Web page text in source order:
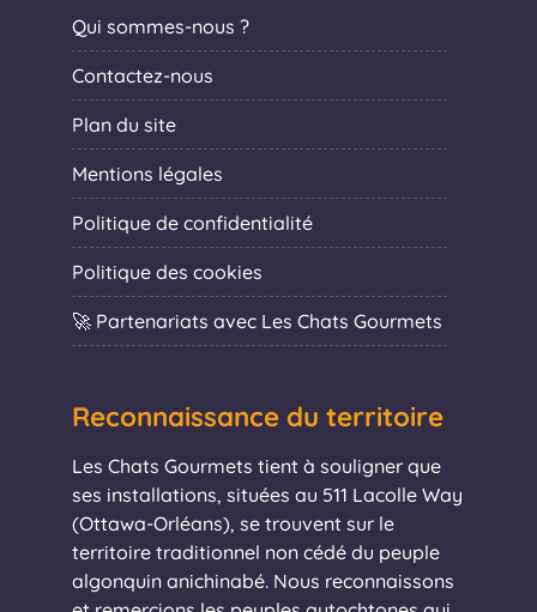
Qui sommes-nous ?
Contactez-nous
Plan du site
Mentions légales
Politique de confidentialité
Politique des cookies
🚀 Partenariats avec Les Chats Gourmets
Reconnaissance du territoire
Les Chats Gourmets tient à souligner que
ses installations, situées au 511 Lacolle Way
(Ottawa-Orléans), se trouvent sur le
territoire traditionnel non cédé du peuple
algonquin anichinabé. Nous reconnaissons